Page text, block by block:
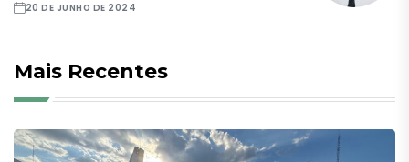
20 DE JUNHO DE 2024
Mais Recentes